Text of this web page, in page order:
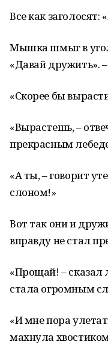
Все как
Мышка шмыг в
«Давай дружить».
«Скорее бы
«Вырастешь, –
прекрасным
«А ты, – говорит
слоном!»
Вот так они и
вправду не стал
«Прощай! – сказал
стала огромным
«И мне пора
махнула